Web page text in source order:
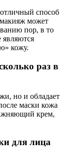
способ
может
пор, в то
являются
кожу.
раз в
но и обладает
маски кожа
крем,
для лица